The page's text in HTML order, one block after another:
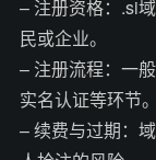
– 注册资格：.si
民或企业。
– 注册流程：一
实名认证等环节。
– 续费与过期：